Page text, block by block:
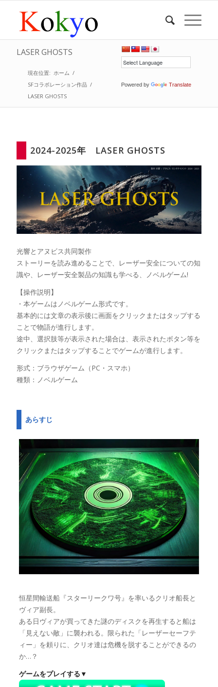
LASER GHOSTS
Powered by Translate
現在位置: ホーム /
SFコラボレーション作品 /
LASER GHOSTS
2024-2025年 LASER GHOSTS
光響とアヌビス共同製作
ストーリーを読み進めることで、レーザー安全についての知
識や、レーザー安全製品の知識も学べる、ノベルゲーム!
【操作説明】
・本ゲームはノベルゲーム形式です。
基本的には文章の表示後に画面をクリックまたはタップする
ことで物語が進行します。
途中、選択肢等が表示された場合は、表示されたボタン等を
クリックまたはタップすることでゲームが進行します。
形式：ブラウザゲーム（PC・スマホ）
種類：ノベルゲーム
あらすじ
恒星間輸送船『スターリークワ号』を率いるクリオ船長と
ヴィア副長。
ある日ヴィアが買ってきた謎のディスクを再生すると船は
「見えない敵」に襲われる。限られた「レーザーセーフテ
ィー」を頼りに、クリオ達は危機を脱することができるの
か…？
ゲームをプレイする▼